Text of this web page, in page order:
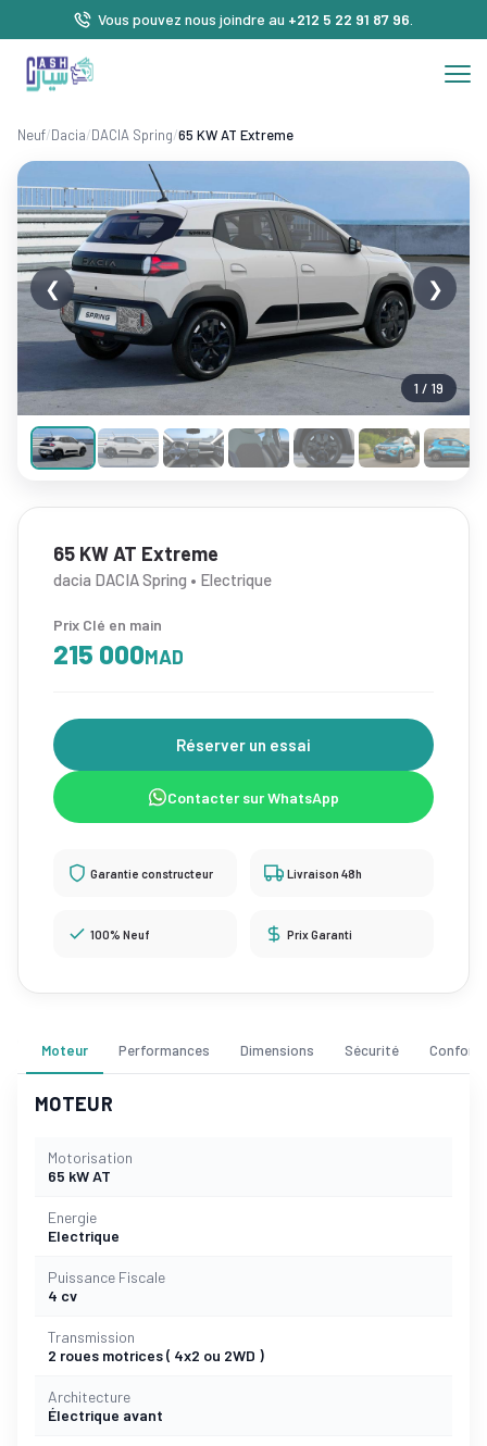
Vous pouvez nous joindre au +212 5 22 91 87 96
Neuf/Dacia/DACIA Spring/65 KW AT Extreme
1 / 19
❮ ❯
65 KW AT Extreme
dacia DACIA Spring • Electrique
Prix Clé en main
215 000MAD
Réserver un essai
Contacter sur WhatsApp
Garantie constructeur Livraison 48h
100% Neuf Prix Garanti
Moteur Performances Dimensions Sécurité Confort
MOTEUR
Motorisation
65 kW AT
Energie
Electrique
Puissance Fiscale
4 cv
Transmission
2 roues motrices ( 4x2 ou 2WD )
Architecture
Électrique avant